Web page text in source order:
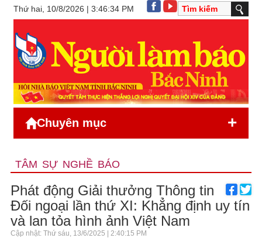
Thứ hai, 10/8/2026 | 3:46:34 PM
Chuyên mục +
TÂM SỰ NGHỀ BÁO
Phát động Giải thưởng Thông tin
Đối ngoại lần thứ XI: Khẳng định uy tín
và lan tỏa hình ảnh Việt Nam
Cập nhật: Thứ sáu, 13/6/2025 | 2:40:15 PM